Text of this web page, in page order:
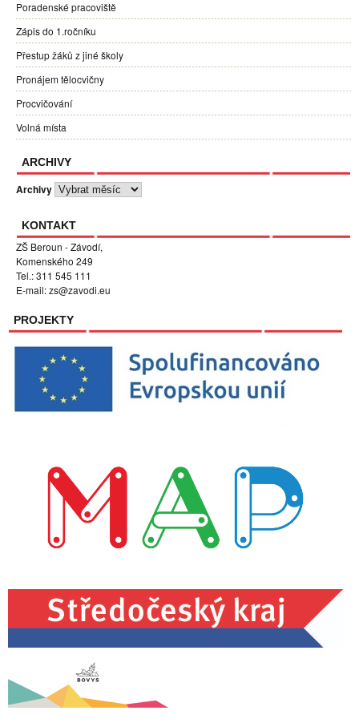
Poradenské pracoviště
Zápis do 1.ročníku
Přestup žáků z jiné školy
Pronájem tělocvičny
Procvičování
Volná místa
ARCHIVY
Archivy
KONTAKT
ZŠ Beroun - Závodí,
Komenského 249
Tel.: 311 545 111
E-mail:zs@zavodi.eu
PROJEKTY